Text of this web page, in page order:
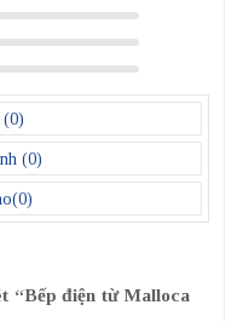
(0)
(0)
0)
“Bếp điện từ Malloca